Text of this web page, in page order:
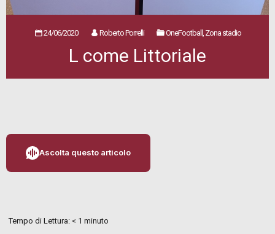
24/06/2020 Roberto Porrelli OneFootball, Zona stadio
L come Littoriale
Ascolta questo articolo
Tempo di Lettura: < 1 minuto